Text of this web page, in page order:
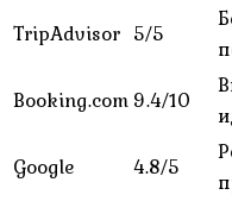
TripAdvisor 5/5
Booking.com9.4/10
Google
4.8/5